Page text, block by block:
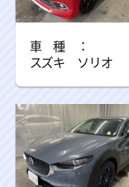
スズキ ソリオ